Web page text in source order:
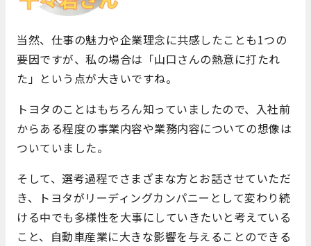
当然、仕事の魅力や企業理念に共感したことも1つの
要因ですが、私の場合は「山口さんの熱意に打たれ
た」という点が大きいですね。
トヨタのことはもちろん知っていましたので、入社前
からある程度の事業内容や業務内容についての想像は
ついていました。
そして、選考過程でさまざまな方とお話させていただ
き、トヨタがリーディングカンパニーとして変わり続
ける中でも多様性を大事にしていきたいと考えている
こと、自動車産業に大きな影響を与えることのできる